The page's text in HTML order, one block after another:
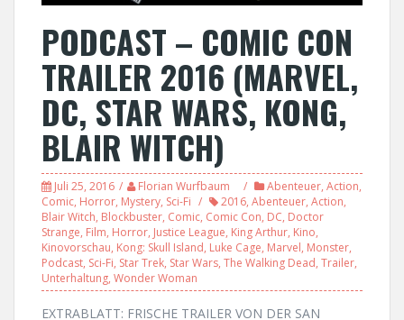
PODCAST – COMIC CON
TRAILER 2016 (MARVEL,
DC, STAR WARS, KONG,
BLAIR WITCH)
Juli 25, 2016 Florian Wurfbaum Abenteuer, Action,
Comic, Horror, Mystery, Sci-Fi 2016, Abenteuer, Action,
Blair Witch, Blockbuster, Comic, Comic Con, DC, Doctor
Strange, Film, Horror, Justice League, King Arthur, Kino,
Kinovorschau, Kong: Skull Island, Luke Cage, Marvel, Monster,
Podcast, Sci-Fi, Star Trek, Star Wars, The Walking Dead, Trailer,
Unterhaltung, Wonder Woman
EXTRABLATT: FRISCHE TRAILER VON DER SAN